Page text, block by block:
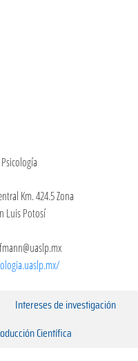
Km. 424.5 Zona
Luis Potosí
Intereses de investigación
Científica